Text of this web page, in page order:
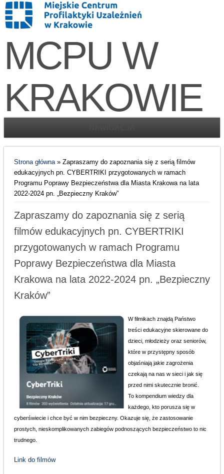
MCPU W
KRAKOWIE
Strona główna» Zapraszamy do zapoznania się z serią filmów
edukacyjnych pn. CYBERTRIKI przygotowanych w ramach
Programu Poprawy Bezpieczeństwa dla Miasta Krakowa na lata
2022-2024 pn. „Bezpieczny Kraków”
Zapraszamy do zapoznania się z serią
filmów edukacyjnych pn. CYBERTRIKI
przygotowanych w ramach Programu
Poprawy Bezpieczeństwa dla Miasta
Krakowa na lata 2022-2024 pn. „Bezpieczny
Kraków”
W filmikach znajdą Państwo
treści edukacyjne skierowane do
dzieci, młodzieży oraz seniorów,
które w przystępny sposób
objaśniają jakie zagrożenia
czekają na nas w sieci i jak się
przed nimi skutecznie bronić.
To kompendium wiedzy dla
każdego, kto porusza się w
cyberświecie i chce być w nim bezpieczny. Okazuje się, że zastosowanie
prostych, nieskomplikowanych zabiegów podnoszących bezpieczeństwo to nic
trudnego.
Link do filmów